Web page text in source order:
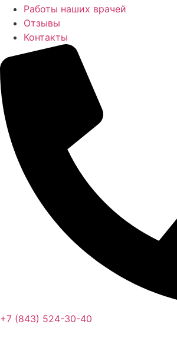
Работы наших врачей
Отзывы
Контакты
+7 (843) 524-30-40